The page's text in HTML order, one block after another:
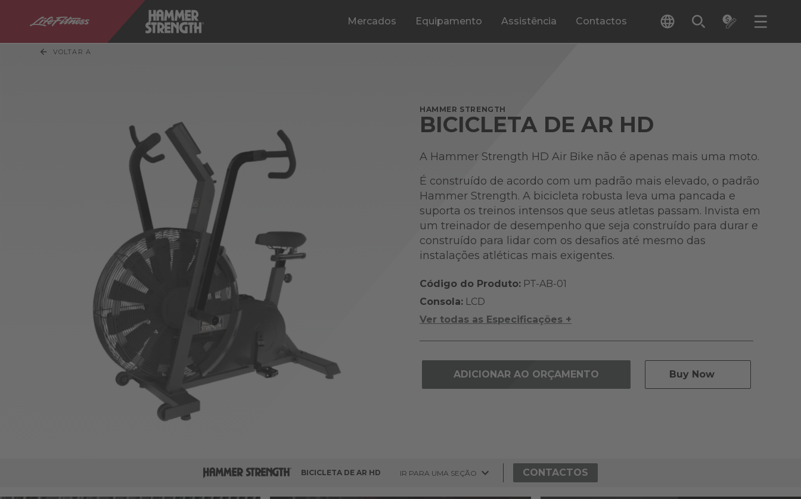
Mercados Equipamento Assistência Contactos
VOLTAR A
HAMMER STRENGTH
BICICLETA DE AR HD
A Hammer Strength HD Air Bike não é apenas mais uma moto.
É construído de acordo com um padrão mais elevado, o padrão
Hammer Strength. A bicicleta robusta leva uma pancada e
suporta os treinos intensos que seus atletas passam. Invista em
um treinador de desempenho que seja construído para durar e
construído para lidar com os desafios até mesmo das
instalações atléticas mais exigentes.
Código do Produto: PT-AB-01
Consola: LCD
Ver todas as Especificações +
ADICIONAR AO ORÇAMENTO Buy Now
BICICLETA DE AR HD IR PARA UMA SEÇÃO CONTACTOS